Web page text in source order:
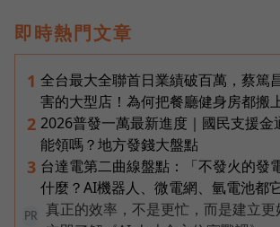
即時熱門文章
1 全台最大全聯首日業績破百萬，蔡篤
害的大型店！為何把餐廳健身房都搬
2 2026普發一萬最新進度｜國民支援金
能領嗎？地方發錢大盤點
3 台達電第二曲線盤點：「不發火的發
什麼？AI機器人、微電網、氫電池都
PR
真正的效率，不是更忙，而是建立更